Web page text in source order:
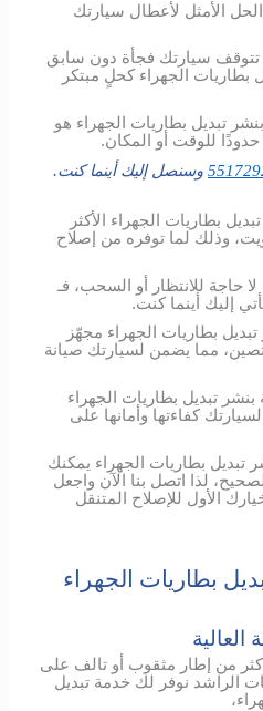
الأمثل لأعطال سيارتك
تتوقف سيارتك فجأة دون سابق
بطاريات الجهراء كحلٍ مبتكر
تبديل بطاريات الجهراء هو
حدودًا للوقت أو المكان.
وسنصل إليك أينما كنت.
بطاريات الجهراء الأكثر
وذلك لما توفره من إصلاح
حاجة للانتظار أو السحب، فـ
إليك أينما كنت.
بطاريات الجهراء مجهّز
مما يضمن لسيارتك صيانة
تبديل بطاريات الجهراء
كفاءتها وأمانها على
تبديل بطاريات الجهراء يمكنك
لذا اتصل بنا الآن واجعل
الأول للإصلاح المتنقل
بطاريات الجهراء
العالية
من إطار مثقوب أو تالف على
الراشد نوفر لك خدمة تبديل